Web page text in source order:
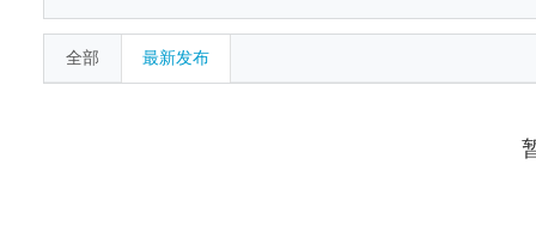
全部 最新发布